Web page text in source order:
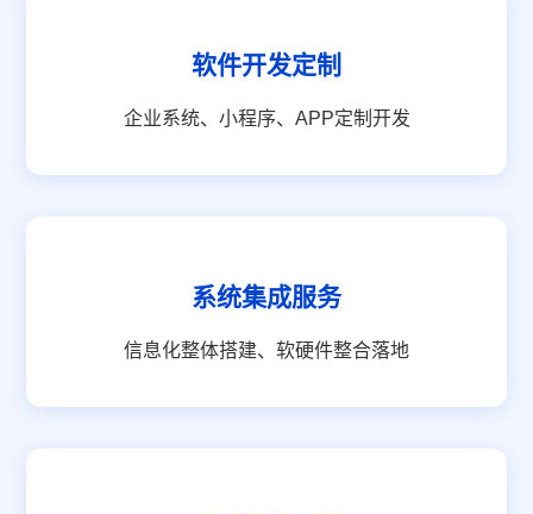
软件开发定制
企业系统、小程序、APP定制开发
系统集成服务
信息化整体搭建、软硬件整合落地